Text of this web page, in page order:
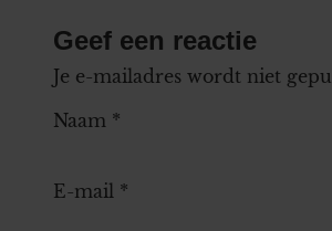
Geef een reactie
Je e-mailadres wordt niet
Naam *
E-mail *